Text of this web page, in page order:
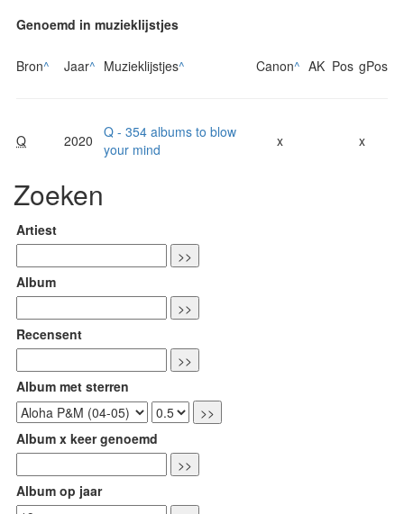
Genoemd in muzieklijstjes
Bron^ Jaar^ Muzieklijstjes^ Canon^ AK Pos gPos
Q 2020
Q - 354 albums to blow
your mind
x x
Zoeken
Artiest
Album
Recensent
Album met sterren
Album x keer genoemd
Album op jaar